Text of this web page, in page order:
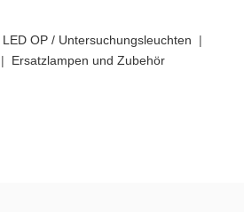
LED OP / Untersuchungsleuchten |
| Ersatzlampen und Zubehör